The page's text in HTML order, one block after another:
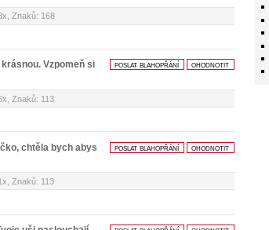
Znaků: 168
poslat blahopřání ohodnotit
Vzpomeň si
Znaků: 113
poslat blahopřání ohodnotit
chtěla bych abys
Znaků: 113